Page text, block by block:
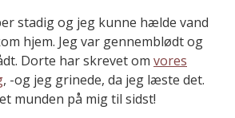
stadig og jeg kunne hælde vand
hjem. Jeg var gennemblødt og
Dorte har skrevet om vores
, -og jeg grinede, da jeg læste det.
munden på mig til sidst!